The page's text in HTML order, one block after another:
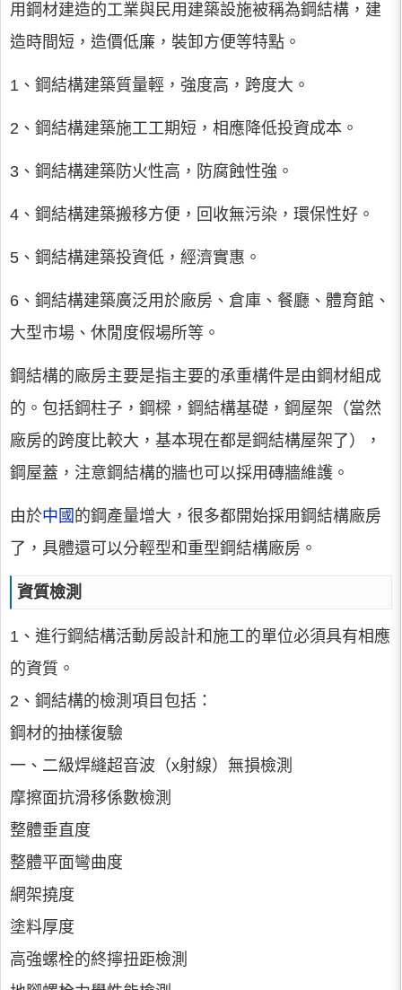
用鋼材建造的工業與民用建築設施被稱為鋼結構，建
造時間短，造價低廉，裝卸方便等特點。
1、鋼結構建築質量輕，強度高，跨度大。
2、鋼結構建築施工工期短，相應降低投資成本。
3、鋼結構建築防火性高，防腐蝕性強。
4、鋼結構建築搬移方便，回收無污染，環保性好。
5、鋼結構建築投資低，經濟實惠。
6、鋼結構建築廣泛用於廠房、倉庫、餐廳、體育館、
大型市場、休閒度假場所等。
鋼結構的廠房主要是指主要的承重構件是由鋼材組成
的。包括鋼柱子，鋼樑，鋼結構基礎，鋼屋架（當然
廠房的跨度比較大，基本現在都是鋼結構屋架了），
鋼屋蓋，注意鋼結構的牆也可以採用磚牆維護。
由於中國 的鋼產量增大，很多都開始採用鋼結構廠房
了，具體還可以分輕型和重型鋼結構廠房。
資質檢測
1、進行鋼結構活動房設計和施工的單位必須具有相應
的資質。
2、鋼結構的檢測項目包括：
鋼材的抽樣復驗
一、二級焊縫超音波（x射線）無損檢測
摩擦面抗滑移係數檢測
整體垂直度
整體平面彎曲度
網架撓度
塗料厚度
高強螺栓的終擰扭距檢測